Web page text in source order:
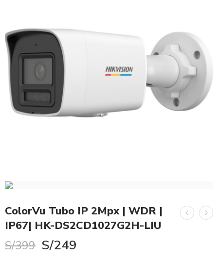
ColorVu Tubo IP 2Mpx | WDR |
IP67| HK-DS2CD1027G2H-LIU
S/399 S/249